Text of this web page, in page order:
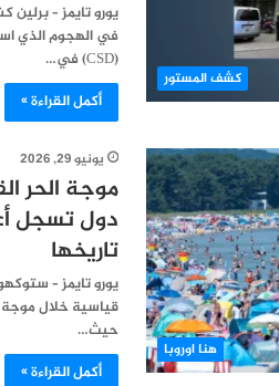
كشف المستور
يورو تايمز –
(CSD) في…
أكمل القراءة »
هنا اوروبا
يونيو 29, 2026
موجة الحر
دول تسجل
تاريخها
يورو تايمز –
قياسية خلال موجة
حيث…
أكمل القراءة »